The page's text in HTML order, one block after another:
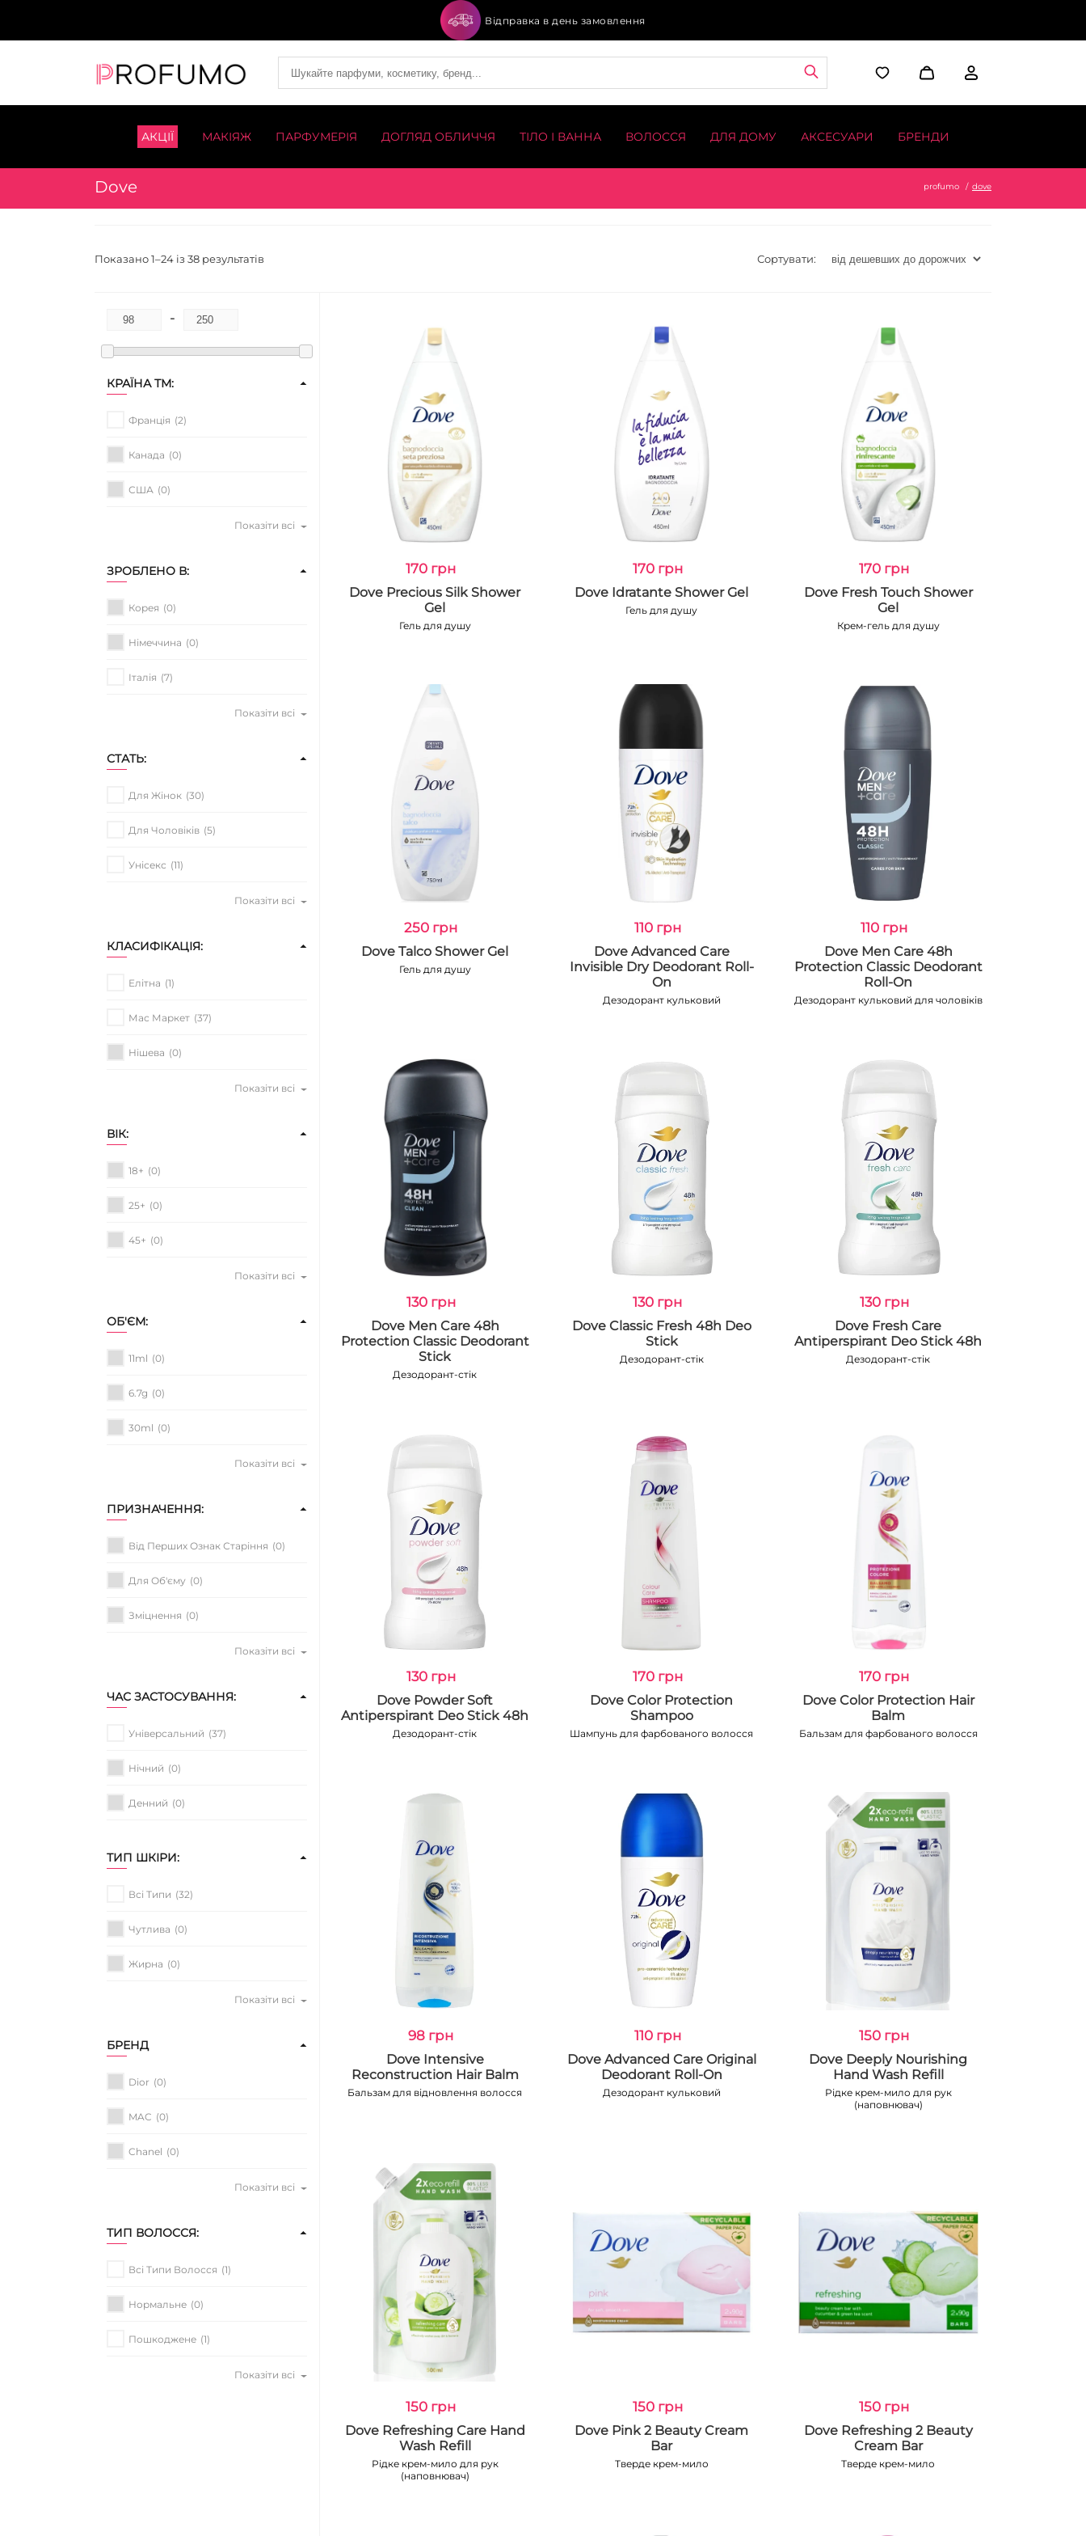
Відправка в день замовлення
АКЦІЇ МАКІЯЖ ПАРФУМЕРІЯ ДОГЛЯД ОБЛИЧЧЯ ТІЛО І ВАННА ВОЛОССЯ ДЛЯ ДОМУ АКСЕСУАРИ БРЕНДИ
Dove profumo dove
Показано 1–24 із 38 результатів Сортувати:
-
КРАЇНА ТМ:
Франція (2)
Канада (0)
США (0)
Показіти всі
ЗРОБЛЕНО В:
Корея (0)
Німеччина (0)
Італія (7)
Показіти всі
СТАТЬ:
Для Жінок (30)
Для Чоловіків (5)
Унісекс (11)
Показіти всі
КЛАСИФІКАЦІЯ:
Елітна (1)
Мас Маркет (37)
Нішева (0)
Показіти всі
ВІК:
18+ (0)
25+ (0)
45+ (0)
Показіти всі
ОБ'ЄМ:
11ml (0)
6.7g (0)
30ml (0)
Показіти всі
ПРИЗНАЧЕННЯ:
Від Перших Ознак Старіння (0)
Для Об'єму (0)
Зміцнення (0)
Показіти всі
ЧАС ЗАСТОСУВАННЯ:
Універсальний (37)
Нічний (0)
Денний (0)
ТИП ШКІРИ:
Всі Типи (32)
Чутлива (0)
Жирна (0)
Показіти всі
БРЕНД
Dior (0)
MAC (0)
Chanel (0)
Показіти всі
ТИП ВОЛОССЯ:
Всі Типи Волосся (1)
Нормальне (0)
Пошкоджене (1)
Показіти всі
170 грн
Dove Precious Silk Shower
Gel
Гель для душу
170 грн
Dove Idratante Shower Gel
Гель для душу
170 грн
Dove Fresh Touch Shower
Gel
Крем-гель для душу
250 грн
Dove Talco Shower Gel
Гель для душу
110 грн
Dove Advanced Care
Invisible Dry Deodorant Roll-
On
Дезодорант кульковий
110 грн
Dove Men Care 48h
Protection Classic Deodorant
Roll-On
Дезодорант кульковий для чоловіків
130 грн
Dove Men Care 48h
Protection Classic Deodorant
Stick
Дезодорант-стік
130 грн
Dove Classic Fresh 48h Deo
Stick
Дезодорант-стік
130 грн
Dove Fresh Care
Antiperspirant Deo Stick 48h
Дезодорант-стік
130 грн
Dove Powder Soft
Antiperspirant Deo Stick 48h
Дезодорант-стік
170 грн
Dove Color Protection
Shampoo
Шампунь для фарбованого волосся
170 грн
Dove Color Protection Hair
Balm
Бальзам для фарбованого волосся
98 грн
Dove Intensive
Reconstruction Hair Balm
Бальзам для відновлення волосся
110 грн
Dove Advanced Care Original
Deodorant Roll-On
Дезодорант кульковий
150 грн
Dove Deeply Nourishing
Hand Wash Refill
Рідке крем-мило для рук
(наповнювач)
150 грн
Dove Refreshing Care Hand
Wash Refill
Рідке крем-мило для рук
(наповнювач)
150 грн
Dove Pink 2 Beauty Cream
Bar
Тверде крем-мило
150 грн
Dove Refreshing 2 Beauty
Cream Bar
Тверде крем-мило